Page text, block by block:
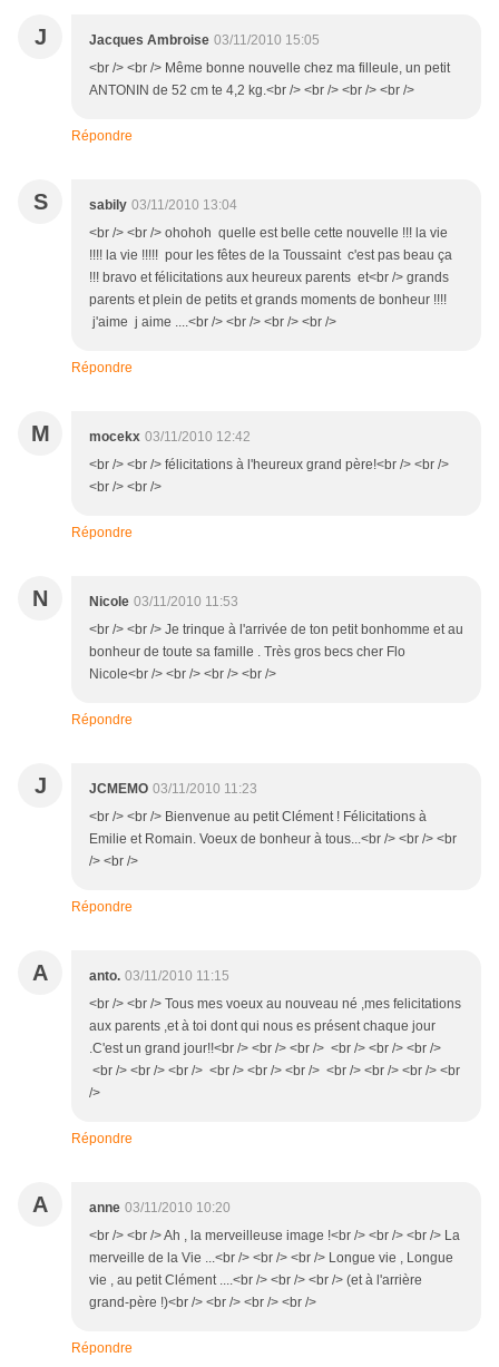
J Jacques Ambroise 03/11/2010 15:05
<br /> <br /> Même bonne nouvelle chez ma filleule, un petit
ANTONIN de 52 cm te 4,2 kg.<br /> <br /> <br /> <br />
Répondre
S sabily 03/11/2010 13:04
<br /> <br /> ohohoh quelle est belle cette nouvelle !!! la vie
!!!! la vie !!!!! pour les fêtes de la Toussaint c'est pas beau ça
!!! bravo et félicitations aux heureux parents et<br /> grands
parents et plein de petits et grands moments de bonheur !!!!
j'aime j aime ....<br /> <br /> <br /> <br />
Répondre
M mocekx 03/11/2010 12:42
<br /> <br /> félicitations à l'heureux grand père!<br /> <br />
<br /> <br />
Répondre
N Nicole 03/11/2010 11:53
<br /> <br /> Je trinque à l'arrivée de ton petit bonhomme et au
bonheur de toute sa famille . Très gros becs cher Flo
Nicole<br /> <br /> <br /> <br />
Répondre
J JCMEMO 03/11/2010 11:23
<br /> <br /> Bienvenue au petit Clément ! Félicitations à
Emilie et Romain. Voeux de bonheur à tous...<br /> <br /> <br
/> <br />
Répondre
A anto. 03/11/2010 11:15
<br /> <br /> Tous mes voeux au nouveau né ,mes felicitations
aux parents ,et à toi dont qui nous es présent chaque jour
.C'est un grand jour!!<br /> <br /> <br /> <br /> <br /> <br />
<br /> <br /> <br /> <br /> <br /> <br /> <br /> <br /> <br /> <br
/>
Répondre
A anne 03/11/2010 10:20
<br /> <br /> Ah , la merveilleuse image !<br /> <br /> <br /> La
merveille de la Vie ...<br /> <br /> <br /> Longue vie , Longue
vie , au petit Clément ....<br /> <br /> <br /> (et à l'arrière
grand-père !)<br /> <br /> <br /> <br />
Répondre